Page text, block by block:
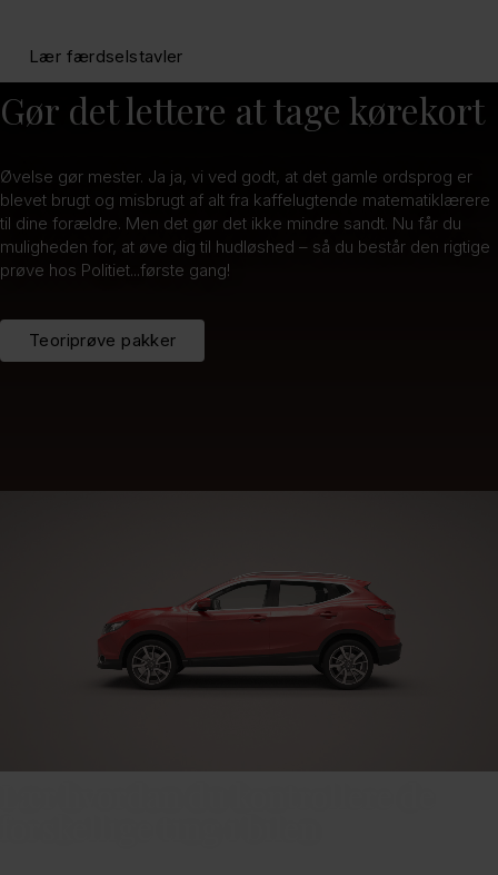
Lær færdselstavler
Gør det lettere at tage kørekort
Øvelse gør mester. Ja ja, vi ved godt, at det gamle ordsprog er
blevet brugt og misbrugt af alt fra kaffelugtende matematiklærere
til dine forældre. Men det gør det ikke mindre sandt. Nu får du
muligheden for, at øve dig til hudløshed – så du består den rigtige
prøve hos Politiet...første gang!
Teoriprøve pakker